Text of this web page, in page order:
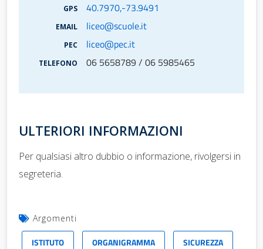
GPS 40.7970,-73.9491
EMAIL liceo@scuole.it
PEC liceo@pec.it
TELEFONO 06 5658789 / 06 5985465
ULTERIORI INFORMAZIONI
Per qualsiasi altro dubbio o informazione, rivolgersi in
segreteria.
Argomenti
ISTITUTO ORGANIGRAMMA SICUREZZA